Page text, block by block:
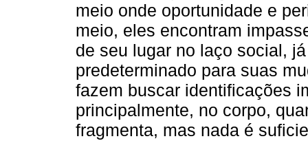
meio onde oportunidade e
meio, eles encontram
de seu lugar no laço social,
predeterminado para suas
fazem buscar identificações
principalmente, no corpo,
fragmenta, mas nada é